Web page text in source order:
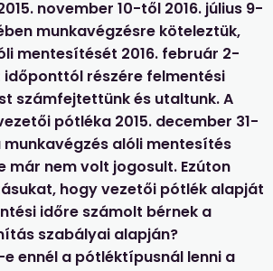
november 10-től 2016. július 9-
munkavégzésre köteleztük,
mentesítését 2016. február 2-
részére felmentési
számfejtettünk és utaltunk. A
pótléka 2015. december 31-
alóli mentesítés
már nem volt jogosult. Ezúton
hogy vezetői pótlék alapját
időre számolt bérnek a
szabályai alapján?
ennél a pótléktípusnál lenni a